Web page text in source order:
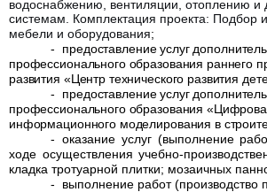
водоснабжению, вентиляции, отоплению
системам. Комплектация проекта: Подбор
мебели и оборудования;
-
предоставление услуг
профессионального образования раннего
развития «Центр технического развития
-
предоставление услуг
профессионального образования
информационного моделирования в
- оказание услуг (выполнение
ходе осуществления учебно-
кладка тротуарной плитки; мозаичных
-
выполнение работ (производство